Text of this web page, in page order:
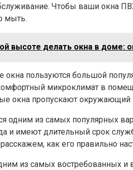
Чтобы ваши окна
мыть.
высоте делать окна в доме:
пользуются большой
микроклимат в
окна пропускают
одним из самых популярных
и имеют длительный срок
как его правильно
из самых востребованных и